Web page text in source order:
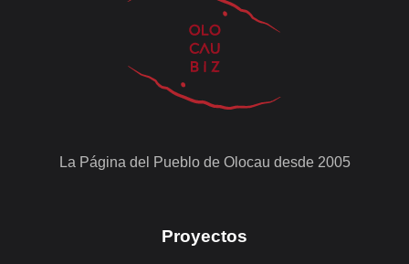
La Página del Pueblo de Olocau desde 2005
Proyectos